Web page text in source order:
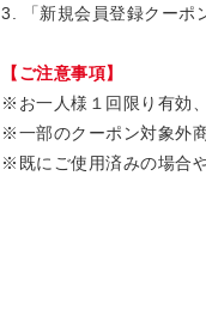
3. 「新規会員登録クーポ
【ご注意事項】
※お一人様１回限り有効
※一部のクーポン対象外
※既にご使用済みの場合